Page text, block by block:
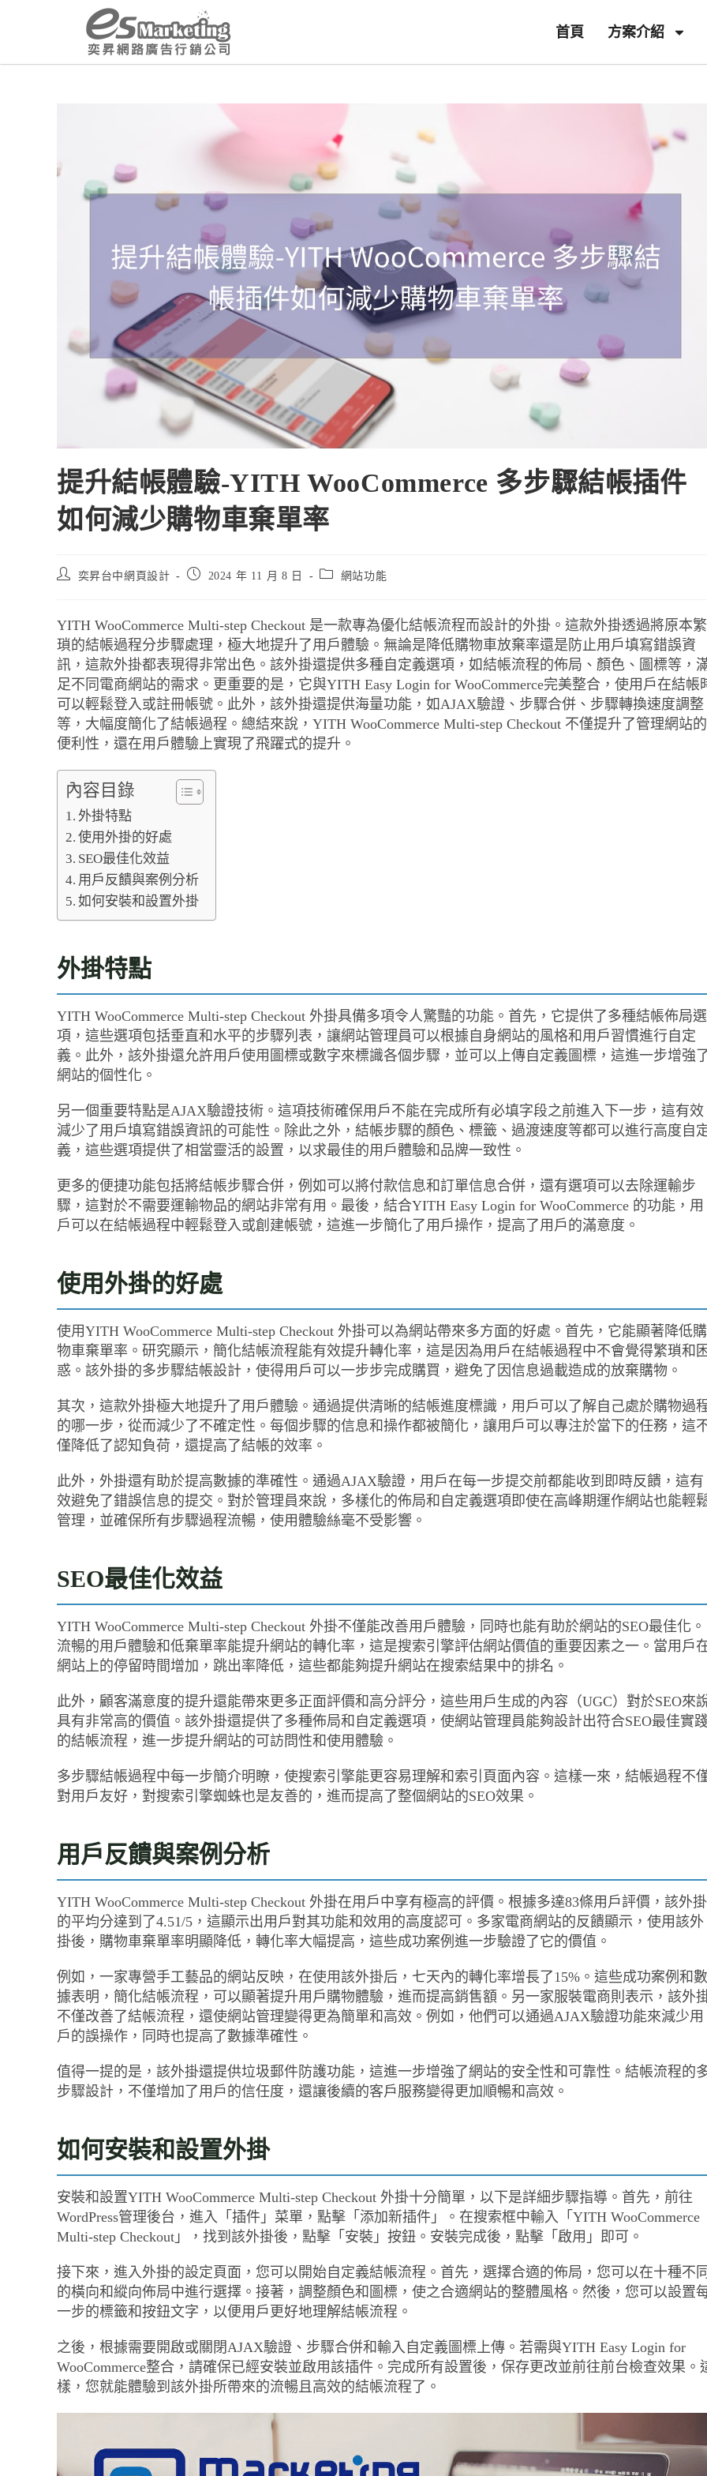
首頁 方案介紹
提升結帳體驗-YITH WooCommerce 多步驟結帳插件
如何減少購物車棄單率
奕昇台中網頁設計 2024 年 11 月 8 日 網站功能
YITH WooCommerce Multi-step Checkout 是一款專為優化結帳流程而設計的外掛。這款外掛透過將原本繁
瑣的結帳過程分步驟處理，極大地提升了用戶體驗。無論是降低購物車放棄率還是防止用戶填寫錯誤資
訊，這款外掛都表現得非常出色。該外掛還提供多種自定義選項，如結帳流程的佈局、顏色、圖標等，
足不同電商網站的需求。更重要的是，它與YITH Easy Login for WooCommerce完美整合，使用戶在結帳
可以輕鬆登入或註冊帳號。此外，該外掛還提供海量功能，如AJAX驗證、步驟合併、步驟轉換速度調整
等，大幅度簡化了結帳過程。總結來說，YITH WooCommerce Multi-step Checkout 不僅提升了管理網站的
便利性，還在用戶體驗上實現了飛躍式的提升。
內容目錄
外掛特點
使用外掛的好處
SEO最佳化效益
用戶反饋與案例分析
如何安裝和設置外掛
外掛特點
YITH WooCommerce Multi-step Checkout 外掛具備多項令人驚豔的功能。首先，它提供了多種結帳佈局選
項，這些選項包括垂直和水平的步驟列表，讓網站管理員可以根據自身網站的風格和用戶習慣進行自定
義。此外，該外掛還允許用戶使用圖標或數字來標識各個步驟，並可以上傳自定義圖標，這進一步增強
網站的個性化。
另一個重要特點是AJAX驗證技術。這項技術確保用戶不能在完成所有必填字段之前進入下一步，這有效
減少了用戶填寫錯誤資訊的可能性。除此之外，結帳步驟的顏色、標籤、過渡速度等都可以進行高度自
義，這些選項提供了相當靈活的設置，以求最佳的用戶體驗和品牌一致性。
更多的便捷功能包括將結帳步驟合併，例如可以將付款信息和訂單信息合併，還有選項可以去除運輸步
驟，這對於不需要運輸物品的網站非常有用。最後，結合YITH Easy Login for WooCommerce 的功能，用
戶可以在結帳過程中輕鬆登入或創建帳號，這進一步簡化了用戶操作，提高了用戶的滿意度。
使用外掛的好處
使用YITH WooCommerce Multi-step Checkout 外掛可以為網站帶來多方面的好處。首先，它能顯著降低購
物車棄單率。研究顯示，簡化結帳流程能有效提升轉化率，這是因為用戶在結帳過程中不會覺得繁瑣和困
惑。該外掛的多步驟結帳設計，使得用戶可以一步步完成購買，避免了因信息過載造成的放棄購物。
其次，這款外掛極大地提升了用戶體驗。通過提供清晰的結帳進度標識，用戶可以了解自己處於購物過
的哪一步，從而減少了不確定性。每個步驟的信息和操作都被簡化，讓用戶可以專注於當下的任務，這
僅降低了認知負荷，還提高了結帳的效率。
此外，外掛還有助於提高數據的準確性。通過AJAX驗證，用戶在每一步提交前都能收到即時反饋，這有
效避免了錯誤信息的提交。對於管理員來說，多樣化的佈局和自定義選項即使在高峰期運作網站也能輕
管理，並確保所有步驟過程流暢，使用體驗絲毫不受影響。
SEO最佳化效益
YITH WooCommerce Multi-step Checkout 外掛不僅能改善用戶體驗，同時也能有助於網站的SEO最佳化。
流暢的用戶體驗和低棄單率能提升網站的轉化率，這是搜索引擎評估網站價值的重要因素之一。當用戶
網站上的停留時間增加，跳出率降低，這些都能夠提升網站在搜索結果中的排名。
此外，顧客滿意度的提升還能帶來更多正面評價和高分評分，這些用戶生成的內容（UGC）對於SEO來
具有非常高的價值。該外掛還提供了多種佈局和自定義選項，使網站管理員能夠設計出符合SEO最佳實
的結帳流程，進一步提升網站的可訪問性和使用體驗。
多步驟結帳過程中每一步簡介明瞭，使搜索引擎能更容易理解和索引頁面內容。這樣一來，結帳過程不
對用戶友好，對搜索引擎蜘蛛也是友善的，進而提高了整個網站的SEO效果。
用戶反饋與案例分析
YITH WooCommerce Multi-step Checkout 外掛在用戶中享有極高的評價。根據多達83條用戶評價，該外掛
的平均分達到了4.51/5，這顯示出用戶對其功能和效用的高度認可。多家電商網站的反饋顯示，使用該外
掛後，購物車棄單率明顯降低，轉化率大幅提高，這些成功案例進一步驗證了它的價值。
例如，一家專營手工藝品的網站反映，在使用該外掛后，七天內的轉化率增長了15%。這些成功案例和數
據表明，簡化結帳流程，可以顯著提升用戶購物體驗，進而提高銷售額。另一家服裝電商則表示，該外
不僅改善了結帳流程，還使網站管理變得更為簡單和高效。例如，他們可以通過AJAX驗證功能來減少用
戶的誤操作，同時也提高了數據準確性。
值得一提的是，該外掛還提供垃圾郵件防護功能，這進一步增強了網站的安全性和可靠性。結帳流程的
步驟設計，不僅增加了用戶的信任度，還讓後續的客戶服務變得更加順暢和高效。
如何安裝和設置外掛
安裝和設置YITH WooCommerce Multi-step Checkout 外掛十分簡單，以下是詳細步驟指導。首先，前往
WordPress管理後台，進入「插件」菜單，點擊「添加新插件」。在搜索框中輸入「YITH WooCommerce
Multi-step Checkout」，找到該外掛後，點擊「安裝」按鈕。安裝完成後，點擊「啟用」即可。
接下來，進入外掛的設定頁面，您可以開始自定義結帳流程。首先，選擇合適的佈局，您可以在十種不同
的橫向和縱向佈局中進行選擇。接著，調整顏色和圖標，使之合適網站的整體風格。然後，您可以設置
一步的標籤和按鈕文字，以便用戶更好地理解結帳流程。
之後，根據需要開啟或關閉AJAX驗證、步驟合併和輸入自定義圖標上傳。若需與YITH Easy Login for
WooCommerce整合，請確保已經安裝並啟用該插件。完成所有設置後，保存更改並前往前台檢查效果。
樣，您就能體驗到該外掛所帶來的流暢且高效的結帳流程了。